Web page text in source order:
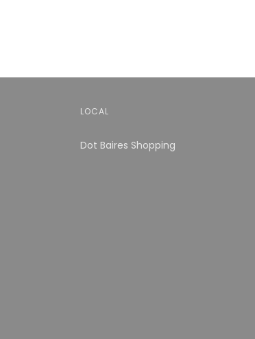
LOCAL
Dot Baires Shopping